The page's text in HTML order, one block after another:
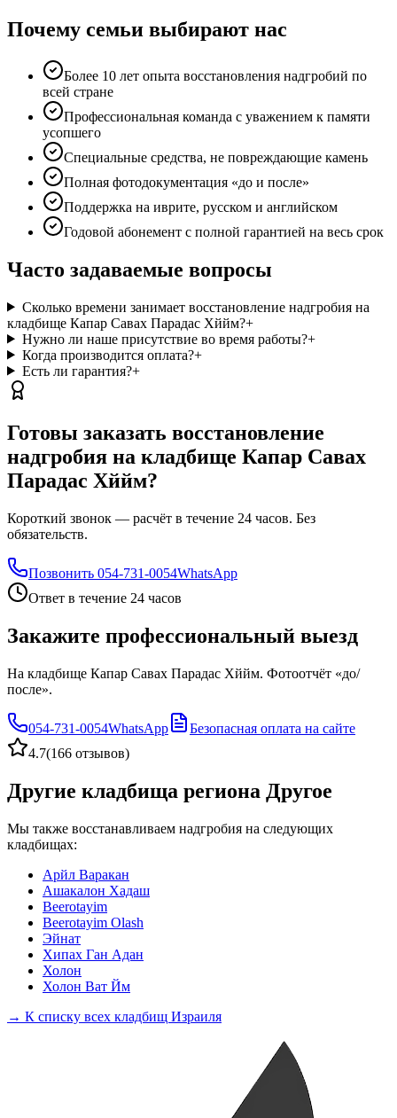
Почему семьи выбирают нас
Более 10 лет опыта восстановления надгробий по
всей стране
Профессиональная команда с уважением к памяти
усопшего
Специальные средства, не повреждающие камень
Полная фотодокументация «до и после»
Поддержка на иврите, русском и английском
Годовой абонемент с полной гарантией на весь срок
Часто задаваемые вопросы
Сколько времени занимает восстановление надгробия на
кладбище Капар Савах Парадас Хййм?+
Нужно ли наше присутствие во время работы?+
Когда производится оплата?+
Есть ли гарантия?+
Готовы заказать восстановление
надгробия на кладбище Капар Савах
Парадас Хййм?
Короткий звонок — расчёт в течение 24 часов. Без
обязательств.
Позвонить 054-731-0054WhatsApp
Ответ в течение 24 часов
Закажите профессиональный выезд
На кладбище Капар Савах Парадас Хййм. Фотоотчёт «до/
после».
054-731-0054WhatsApp
Безопасная оплата на сайте
4.7(166 отзывов)
Другие кладбища региона Другое
Мы также восстанавливаем надгробия на следующих
кладбищах:
Арйл Варакан
Ашакалон Хадаш
Beerotayim
Beerotayim Olash
Эйнат
Хипах Ган Адан
Холон
Холон Ват Йм
→ К списку всех кладбищ Израиля